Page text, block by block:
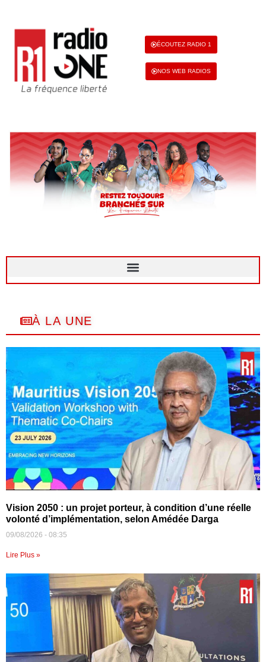
ÉCOUTEZ RADIO 1
NOS WEB RADIOS
À LA UNE
Vision 2050 : un projet porteur, à condition d’une réelle
volonté d’implémentation, selon Amédée Darga
09/08/2026 08:35
Lire Plus »